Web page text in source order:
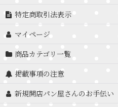
特定商取引法表示
マイページ
商品カテゴリ一覧
掲載事項の注意
新規開店パン屋さんのお手伝い